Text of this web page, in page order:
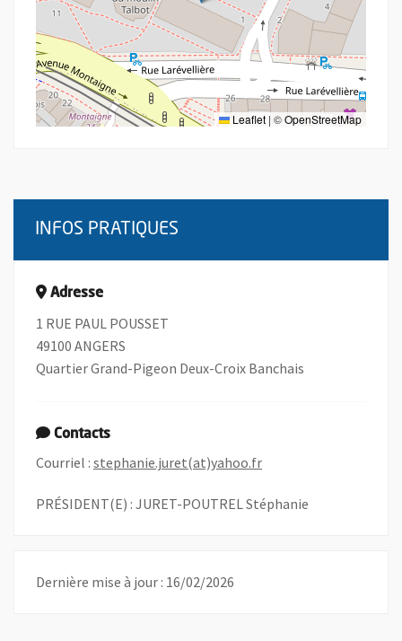
Leaflet | ©OpenStreetMap
INFOS PRATIQUES
Adresse
1 RUE PAUL POUSSET
49100 ANGERS
Quartier Grand-Pigeon Deux-Croix Banchais
Contacts
Courriel : stephanie.juret(at)yahoo.fr, Ouvre une nouvelle
PRÉSIDENT(E) : JURET-POUTREL Stéphanie
Dernière mise à jour : 16/02/2026